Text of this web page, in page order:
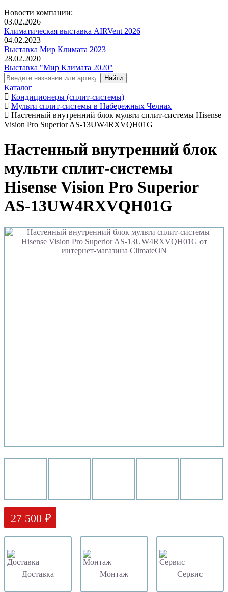
Новости компании:
03.02.2026
Климатическая выставка AIRVent 2026
04.02.2023
Выставка Мир Климата 2023
28.02.2020
Выставка "Мир Климата 2020"
Каталог
Кондиционеры (сплит-системы)
Мульти сплит-системы в Набережных Челнах
Настенный внутренний блок мульти сплит-системы Hisense
Vision Pro Superior AS-13UW4RXVQH01G
Настенный внутренний блок
мульти сплит-системы
Hisense Vision Pro Superior
AS-13UW4RXVQH01G
27 500 ₽
Доставка Монтаж Сервис